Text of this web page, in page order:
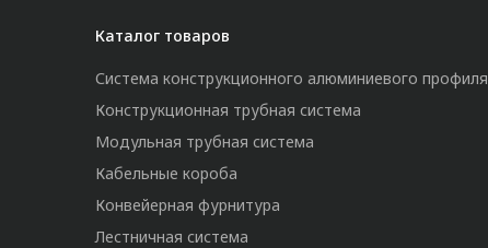
Каталог товаров
Система конструкционного алюминиевого профиля
Конструкционная трубная система
Модульная трубная система
Кабельные короба
Конвейерная фурнитура
Лестничная система